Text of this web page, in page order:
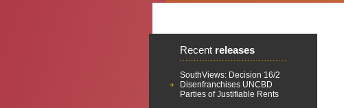
Recent releases
SouthViews: Decision 16/2
Disenfranchises UNCBD
Parties of Justifiable Rents